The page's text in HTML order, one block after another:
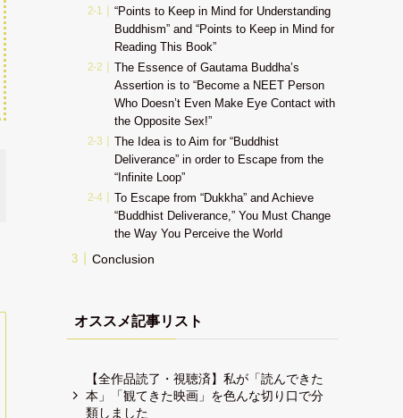
“Points to Keep in Mind for Understanding
Buddhism” and “Points to Keep in Mind for
Reading This Book”
The Essence of Gautama Buddha’s
Assertion is to “Become a NEET Person
Who Doesn’t Even Make Eye Contact with
the Opposite Sex!”
The Idea is to Aim for “Buddhist
Deliverance” in order to Escape from the
“Infinite Loop”
To Escape from “Dukkha” and Achieve
“Buddhist Deliverance,” You Must Change
the Way You Perceive the World
Conclusion
オススメ記事リスト
【全作品読了・視聴済】私が「読んできた
本」「観てきた映画」を色んな切り口で分
類しました